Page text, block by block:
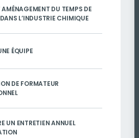
AMÉNAGEMENT DU TEMPS DE
L’INDUSTRIE CHIMIQUE
ÉQUIPE
DE FORMATEUR
UN ENTRETIEN ANNUEL